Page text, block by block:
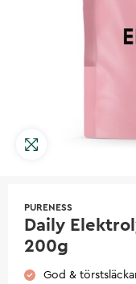
PURENESS
Daily
200g
God &